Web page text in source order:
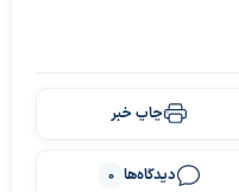
چاپ خبر
دیدگاه‌ها 0